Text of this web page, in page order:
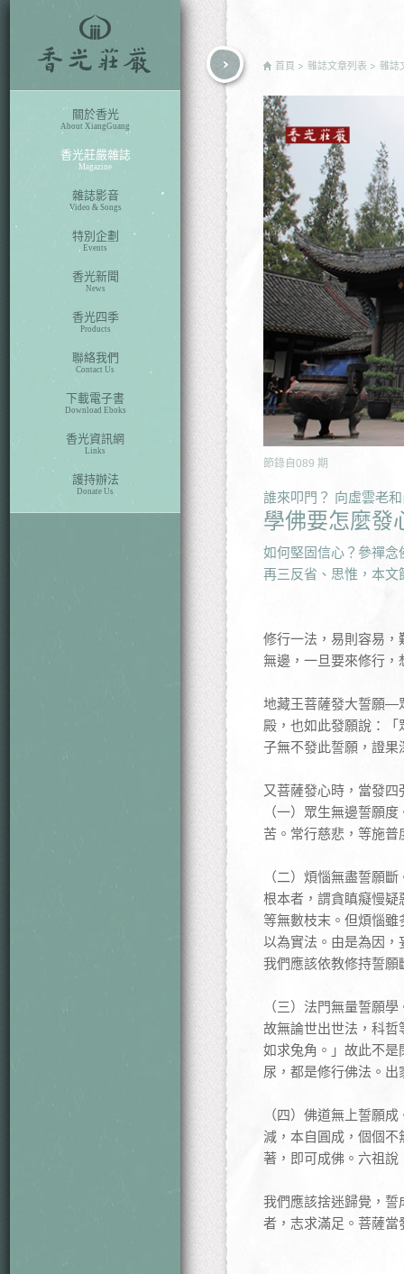
關於香光
About XiangGuang
香光莊嚴雜誌
Magazine
雜誌影音
Video & Songs
特別企劃
Events
香光新聞
News
香光四季
Products
聯絡我們
Contact Us
下載電子書
Download Eboks
香光資訊網
Links
護持辦法
Donate Us
首頁 雜誌文章列表 雜誌
節錄自 089 期
誰來叩門？ 向虛雲老
學佛要怎麼發
如何堅固信心？參禪
再三反省、思惟，本
修行一法，易則容易
無邊，一旦要來修行
地藏王菩薩發大誓願—
殿，也如此發願說：
子無不發此誓願，證
又菩薩發心時，當發四
（一）眾生無邊誓願
苦。常行慈悲，等施
（二）煩惱無盡誓願
根本者，謂貪瞋癡慢
等無數枝末。但煩惱
以為實法。由是為因
我們應該依教修持誓願
（三）法門無量誓願
故無論世出世法，科
如求兔角。」故此不
尿，都是修行佛法。
（四）佛道無上誓願
減，本自圓成，個個
著，即可成佛。六祖
我們應該捨迷歸覺，
者，志求滿足。菩薩